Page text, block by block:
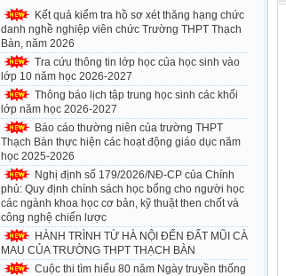
Kết quả kiểm tra hồ sơ xét thăng hạng chức
danh nghề nghiệp viên chức Trường THPT Thạch
Bàn, năm 2026
Tra cứu thông tin lớp học của học sinh vào
lớp 10 năm học 2026-2027
Thông báo lịch tập trung học sinh các khối
lớp năm học 2026-2027
Báo cáo thường niên của trường THPT
Thạch Bàn thực hiện các hoạt động giáo dục năm
học 2025-2026
Nghị định số 179/2026/NĐ-CP của Chính
phủ: Quy định chính sách học bổng cho người học
các ngành khoa học cơ bản, kỹ thuật then chốt và
công nghệ chiến lược
HÀNH TRÌNH TỪ HÀ NỘI ĐẾN ĐẤT MŨI CÀ
MAU CỦA TRƯỜNG THPT THẠCH BÀN
Cuộc thi tìm hiểu 80 năm Ngày truyền thống